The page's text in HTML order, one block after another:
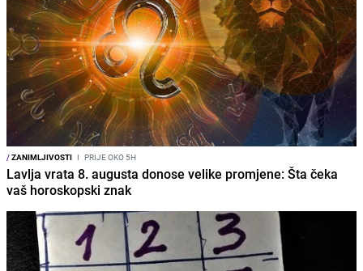
/ZANIMLJIVOSTI I PRIJE OKO 5H
Lavlja vrata 8. augusta donose velike promjene: Šta čeka
vaš horoskopski znak